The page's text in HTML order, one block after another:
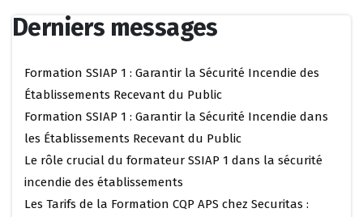
Derniers messages
Formation SSIAP 1 : Garantir la Sécurité Incendie des
Établissements Recevant du Public
Formation SSIAP 1 : Garantir la Sécurité Incendie dans
les Établissements Recevant du Public
Le rôle crucial du formateur SSIAP 1 dans la sécurité
incendie des établissements
Les Tarifs de la Formation CQP APS chez Securitas :